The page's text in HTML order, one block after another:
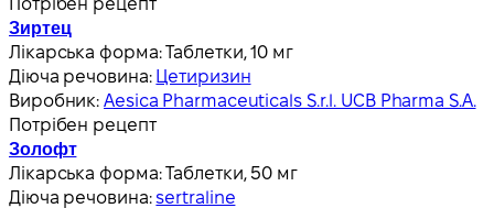
Зиртец
Лікарська форма:Таблетки, 10 мг
Діюча речовина: Цетиризин
Виробник:Aesica Pharmaceuticals S.r.l. UCB Pharma S.A.
Потрібен рецепт
Золофт
Лікарська форма:Таблетки, 50 мг
Діюча речовина:sertraline